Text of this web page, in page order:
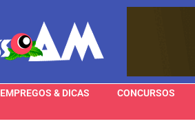
EMPREGOS & DICAS CONCURSOS